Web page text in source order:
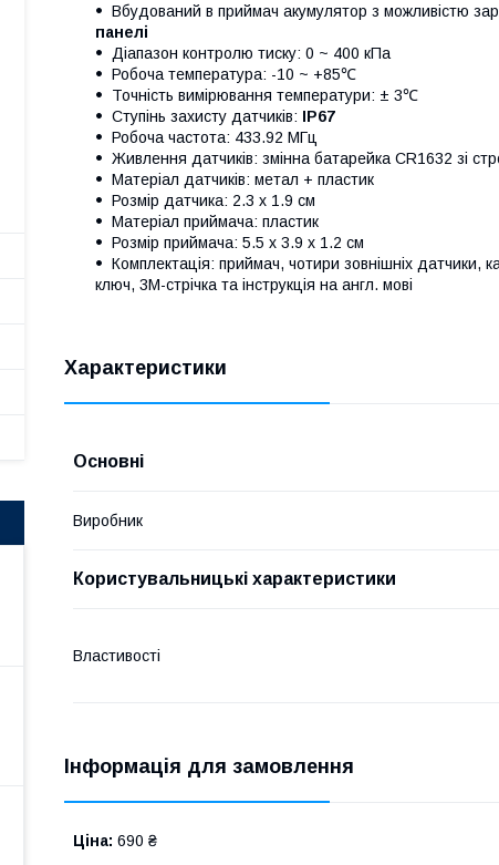
Вбудований в приймач акумулятор з можливістю
панелі
Діапазон контролю тиску: 0 ~ 400 кПа
Робоча температура: -10 ~ +85℃
Точність вимірювання температури: ± 3℃
Ступінь захисту датчиків: IP67
Робоча частота: 433.92 МГц
Живлення датчиків: змінна батарейка CR1632 зі
Матеріал датчиків: метал + пластик
Розмір датчика: 2.3 х 1.9 см
Матеріал приймача: пластик
Розмір приймача: 5.5 х 3.9 х 1.2 см
Комплектація: приймач, чотири зовнішніх
ключ, 3М-стрічка та інструкція на англ. мові
Характеристики
Основні
Виробник
Користувальницькі характеристики
Властивості
Інформація для замовлення
Ціна: 690 ₴